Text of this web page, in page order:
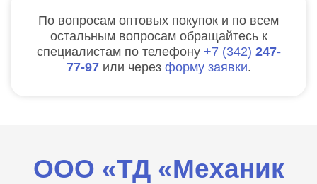
По вопросам оптовых покупок и по всем
остальным вопросам обращайтесь к
специалистам по телефону
7 342 247-
77-97 или через форму заявки.
ООО «ТД «Механик